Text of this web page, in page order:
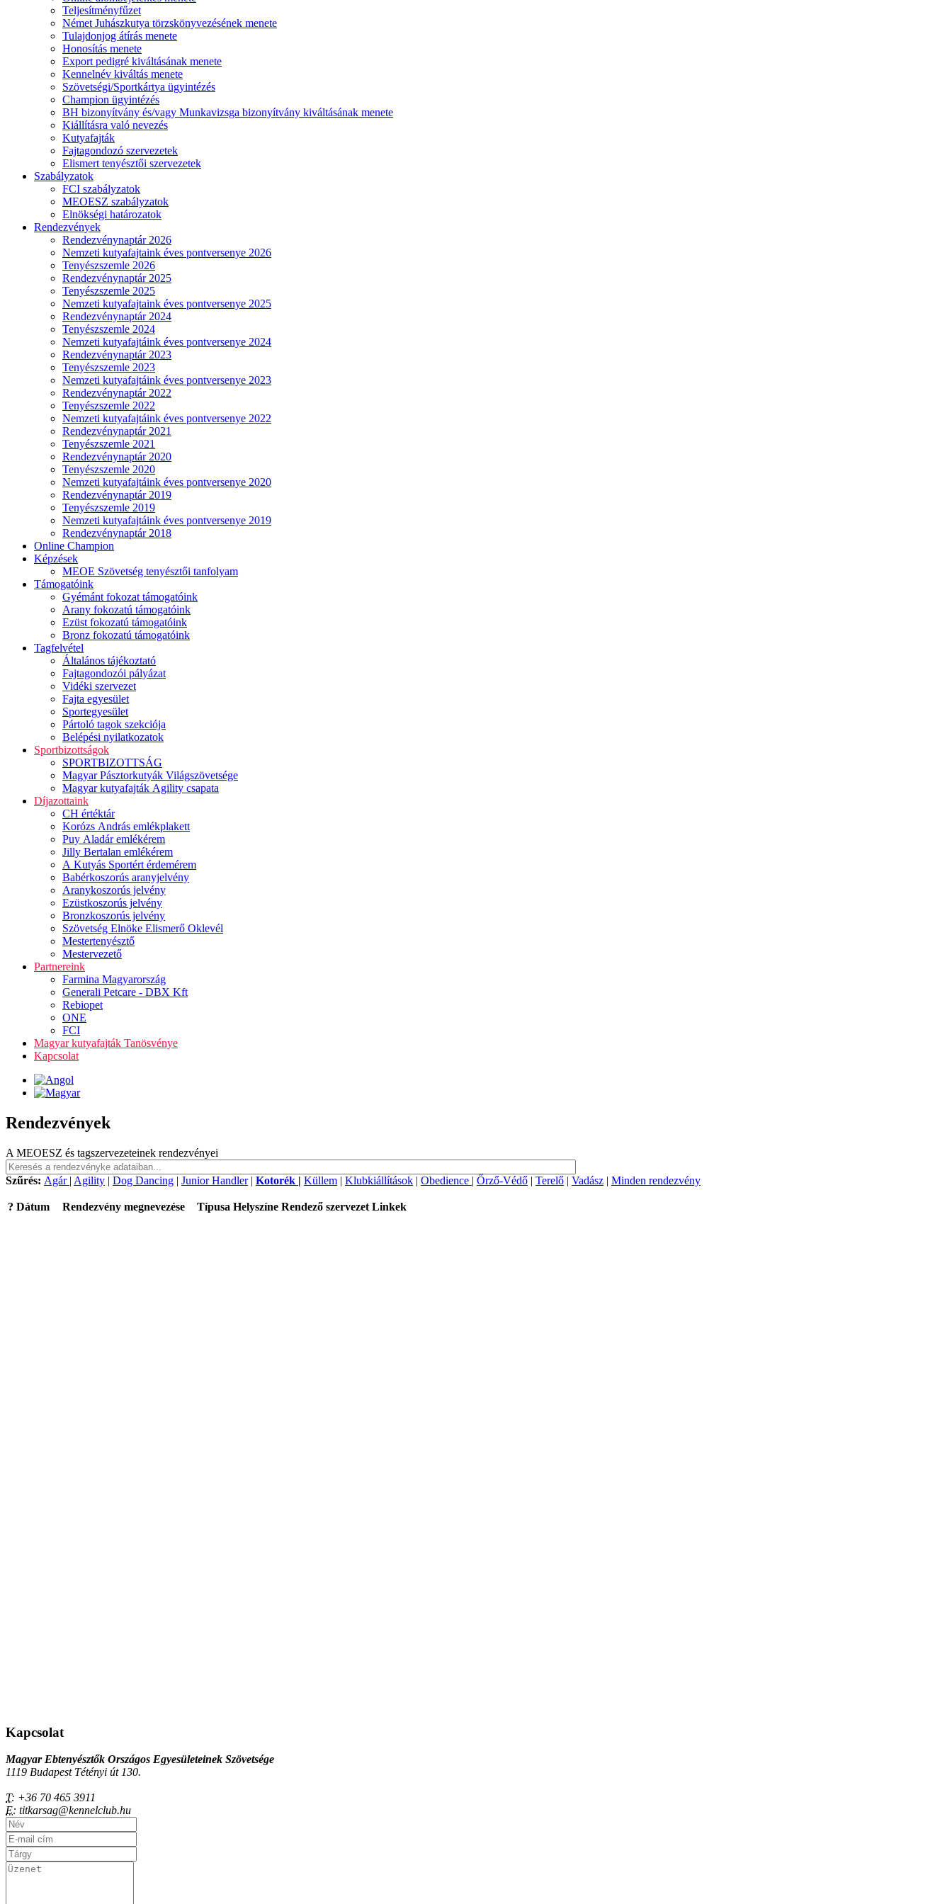
Teljesítményfűzet
Német Juhászkutya törzskönyvezésének menete
Tulajdonjog átírás menete
Honosítás menete
Export pedigré kiváltásának menete
Kennelnév kiváltás menete
Szövetségi/Sportkártya ügyintézés
Champion ügyintézés
BH bizonyítvány és/vagy Munkavizsga bizonyítvány kiváltásának menete
Kiállításra való nevezés
Kutyafajták
Fajtagondozó szervezetek
Elismert tenyésztői szervezetek
Szabályzatok
FCI szabályzatok
MEOESZ szabályzatok
Elnökségi határozatok
Rendezvények
Rendezvénynaptár 2026
Nemzeti kutyafajtaink éves pontversenye 2026
Tenyészszemle 2026
Rendezvénynaptár 2025
Tenyészszemle 2025
Nemzeti kutyafajtaink éves pontversenye 2025
Rendezvénynaptár 2024
Tenyészszemle 2024
Nemzeti kutyafajtáink éves pontversenye 2024
Rendezvénynaptár 2023
Tenyészszemle 2023
Nemzeti kutyafajtáink éves pontversenye 2023
Rendezvénynaptár 2022
Tenyészszemle 2022
Nemzeti kutyafajtáink éves pontversenye 2022
Rendezvénynaptár 2021
Tenyészszemle 2021
Rendezvénynaptár 2020
Tenyészszemle 2020
Nemzeti kutyafajtáink éves pontversenye 2020
Rendezvénynaptár 2019
Tenyészszemle 2019
Nemzeti kutyafajtáink éves pontversenye 2019
Rendezvénynaptár 2018
Online Champion
Képzések
MEOE Szövetség tenyésztői tanfolyam
Támogatóink
Gyémánt fokozat támogatóink
Arany fokozatú támogatóink
Ezüst fokozatú támogatóink
Bronz fokozatú támogatóink
Tagfelvétel
Általános tájékoztató
Fajtagondozói pályázat
Vidéki szervezet
Fajta egyesület
Sportegyesület
Pártoló tagok szekciója
Belépési nyilatkozatok
Sportbizottságok
SPORTBIZOTTSÁG
Magyar Pásztorkutyák Világszövetsége
Magyar kutyafajták Agility csapata
Díjazottaink
CH értéktár
Korózs András emlékplakett
Puy Aladár emlékérem
Jilly Bertalan emlékérem
A Kutyás Sportért érdemérem
Babérkoszorús aranyjelvény
Aranykoszorús jelvény
Ezüstkoszorús jelvény
Bronzkoszorús jelvény
Szövetség Elnöke Elismerő Oklevél
Mestertenyésztő
Mestervezető
Partnereink
Farmina Magyarország
Generali Petcare - DBX Kft
Rebiopet
ONE
FCI
Magyar kutyafajták Tanösvénye
Kapcsolat
Rendezvények
A MEOESZ és tagszervezeteinek rendezvényei
Szűrés: Agár | Agility | Dog Dancing | Junior Handler| Kotorék | Küllem | Klubkiállítások | Obedience | Őrző-Védő | Terelő | Vadász | Minden rendezvény
? Dátum Rendezvény megnevezése Típusa Helyszíne Rendező szervezet Linkek
Kapcsolat
Magyar Ebtenyésztők Országos Egyesületeinek Szövetsége
1119 Budapest Tétényi út 130.
T: +36 70 465 3911
E: titkarsag@kennelclub.hu